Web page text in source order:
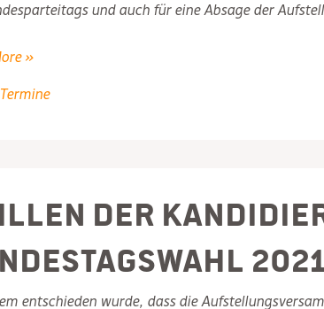
und auch für eine Absage der
»
Termine
der
2021
entschieden wurde, dass die